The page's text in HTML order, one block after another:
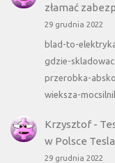
złamać
29 grudnia 2022
blad-to-
gdzie-
przerobka-
wieksza-
Krzysztof-
w Polsce
29 grudnia 2022